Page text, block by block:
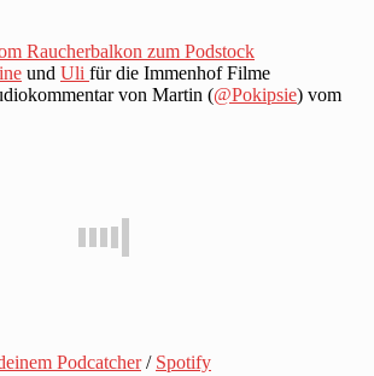
Raucherbalkon zum Podstock
und Uli für die Immenhof Filme
von Martin (@Pokipsie) vom
Podcatcher/ Spotify